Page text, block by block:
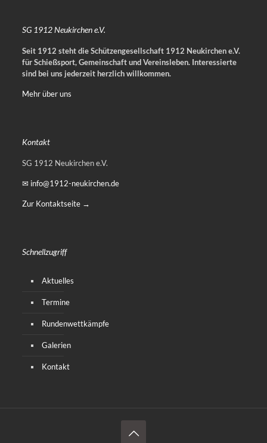
SG 1912 Neukirchen e.V.
Seit 1912 steht die Schützengesellschaft 1912 Neukirchen e.V.
für Schießsport, Gemeinschaft und Vereinsleben. Interessierte
sind bei uns jederzeit herzlich willkommen.
Mehr über uns
Kontakt
SG 1912 Neukirchen e.V.
✉ info@1912-neukirchen.de
Zur Kontaktseite →
Schnellzugriff
Aktuelles
Termine
Rundenwettkämpfe
Galerien
Kontakt